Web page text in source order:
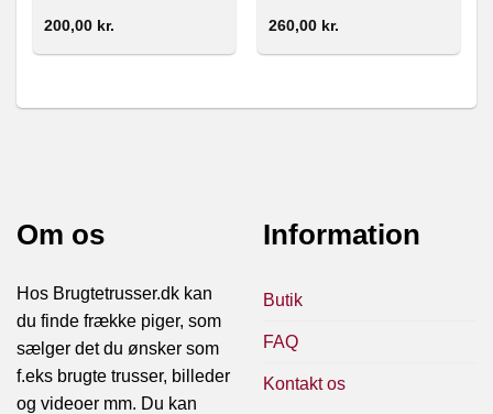
200,00 kr. 260,00 kr.
Om os
Hos Brugtetrusser.dk kan
du finde frække piger, som
sælger det du ønsker som
f.eks brugte trusser, billeder
og videoer mm. Du kan
Information
Butik
FAQ
Kontakt os